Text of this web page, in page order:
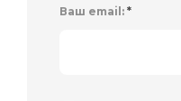
Ваш email: *